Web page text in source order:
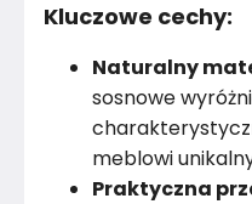
Kluczowe cechy:
Naturalny
sosnowe
meblowi
Praktyczna